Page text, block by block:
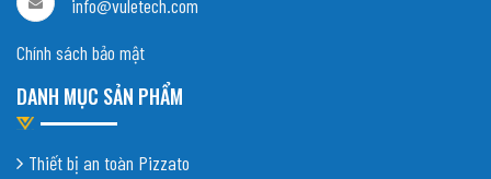
info@vuletech.com
Chính sách bảo mật
DANH MỤC SẢN PHẨM
Thiết bị an toàn Pizzato